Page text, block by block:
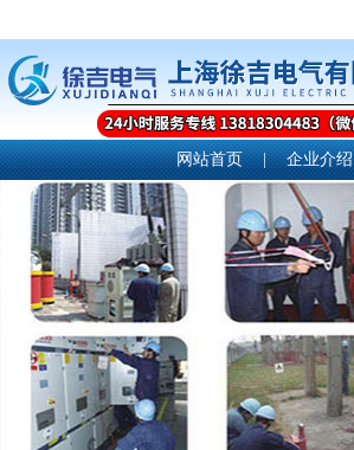
网站首页 | 企业介绍